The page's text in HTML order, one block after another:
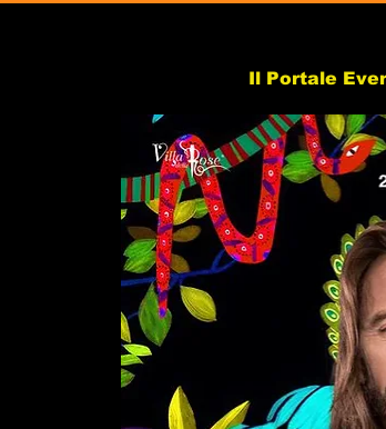
Il Portale